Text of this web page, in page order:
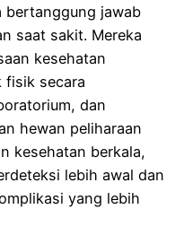
bertanggung jawab
saat sakit. Mereka
kesehatan
fisik secara
dan
hewan peliharaan
kesehatan berkala,
lebih awal dan
yang lebih